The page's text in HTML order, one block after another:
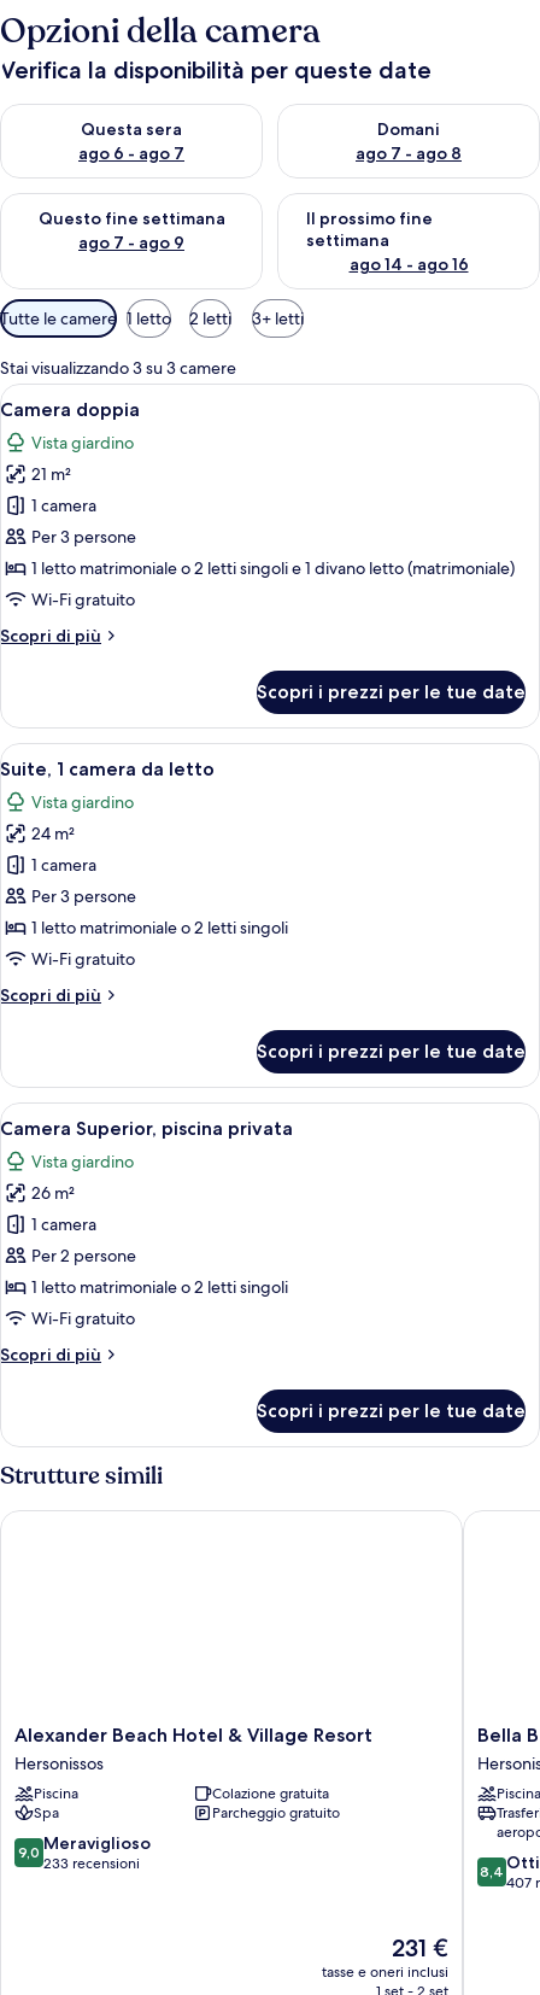
Opzioni della camera
Verifica la disponibilità per queste date
Questa sera
ago 6 - ago 7
Verifica la disponibilità per questa sera, ago 6 - ago 7
Domani
ago 7 - ago 8
Verifica la disponibilità per
Questo fine settimana
ago 7 - ago 9
Verifica la disponibilità per questo fine settimana, ago 7 - ago
Il prossimo fine
settimana
ago 14 - ago 16
Verifica la disponibilità per il
Filtri
disponibili
per
le
camere
Tutte le camere 1 letto 2 letti 3+ letti
Stai visualizzando 3 su 3 camere
Apri
tutte
le
foto
per
Camera
doppia
Camera d'albergo con un letto,
8
Camera doppia
Vista giardino
21 m²
1 camera
Per 3 persone
1 letto matrimoniale o 2 letti singoli e 1 divano letto (matrimoniale)
Wi-Fi gratuito
Scopri di più
Altri
doppia
Scopri i prezzi per le tue date
Apri
tutte
le
foto
per
Suite,
1
camera
letto
Una camera d'albergo con un letto,
7
Suite, 1 camera da letto
Vista giardino
24 m²
1 camera
Per 3 persone
1 letto matrimoniale o 2 letti singoli
Wi-Fi gratuito
Scopri di più
Altri
1
camera
da
Scopri i prezzi per le tue date
Apri
tutte
le
foto
per
Camera
Superior,
piscina
Camera Superior, piscina privata |
12
Camera Superior, piscina privata
Vista giardino
26 m²
1 camera
Per 2 persone
1 letto matrimoniale o 2 letti singoli
Wi-Fi gratuito
Scopri di più
Altri
Superior,
privata
Scopri i prezzi per le tue date
Strutture simili
Alexander
Beach
Hotel
&
Village
Resort
Hersonissos
Alexander Beach Hotel & Village Resort
Hersonissos
Piscina
Colazione gratuita
Spa
Parcheggio gratuito
9.0
su
9,0 Meraviglioso
233 recensioni
Il
prezzo
attuale
231 €
tasse e oneri inclusi
Alexander Beach Hotel & Village Resort
Bella
Beach
-
All
Inclusive
Bella
Piscina
8.4
su
8,4
407
Bella